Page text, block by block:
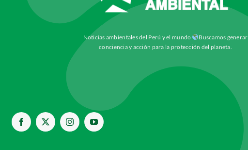
Noticias ambientales del Perú y el mundo
Buscamos generar
conciencia y acción para la protección del planeta.